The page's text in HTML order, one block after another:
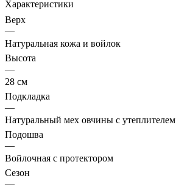
Характеристики
Верх
—
Натуральная кожа и войлок
Высота
—
28 см
Подкладка
—
Натуральный мех овчины с утеплителем
Подошва
—
Войлочная с протектором
Сезон
—